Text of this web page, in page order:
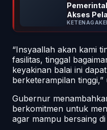
Akses
“Insyaallah akan kami
fasilitas, tinggal
keyakinan balai ini
berketerampilan
Gubernur
berkomitmen untuk
agar mampu bersaing